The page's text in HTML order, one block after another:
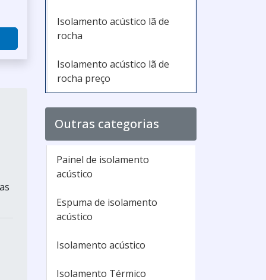
Isolamento acústico lã de
rocha
Isolamento acústico lã de
rocha preço
Outras categorias
Painel de isolamento
acústico
Espuma de isolamento
acústico
Isolamento acústico
Isolamento Térmico